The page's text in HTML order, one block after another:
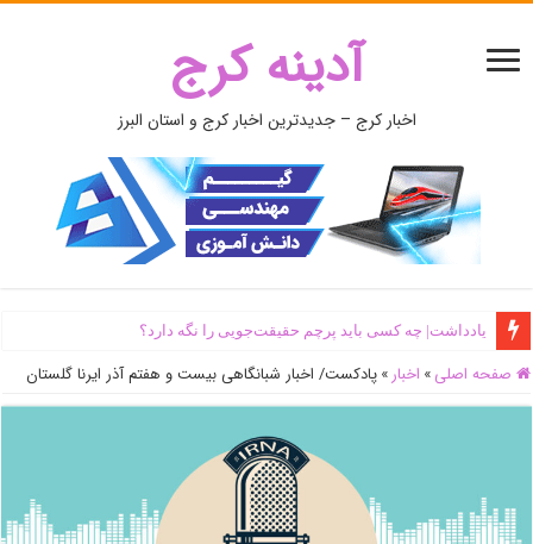
آدینه کرج
اخبار کرج – جدیدترین اخبار کرج و استان البرز
یادداشت| ‌چه کسی باید پرچم حقیقت‌جویی را نگه دارد؟
صفحه اصلی » اخبار » پادکست/ اخبار شبانگاهی بیست و هفتم آذر ایرنا گلستان